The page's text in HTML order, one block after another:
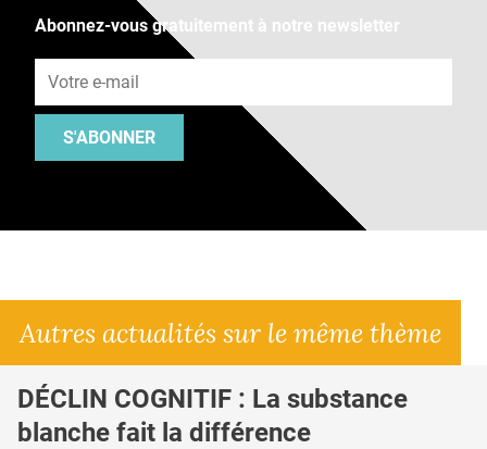
Abonnez-vous gratuitement à notre newsletter
S'ABONNER
Autres actualités sur le même thème
DÉCLIN COGNITIF : La substance
blanche fait la différence